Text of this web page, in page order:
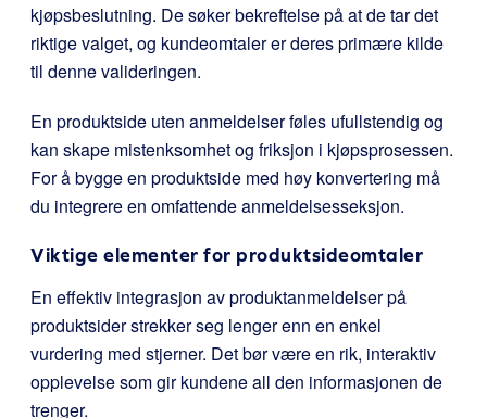
kjøpsbeslutning. De søker bekreftelse på at de tar det
riktige valget, og kundeomtaler er deres primære kilde
til denne valideringen.
En produktside uten anmeldelser føles ufullstendig og
kan skape mistenksomhet og friksjon i kjøpsprosessen.
For å bygge en produktside med høy konvertering må
du integrere en omfattende anmeldelsesseksjon.
Viktige elementer for produktsideomtaler
En effektiv integrasjon av produktanmeldelser på
produktsider strekker seg lenger enn en enkel
vurdering med stjerner. Det bør være en rik, interaktiv
opplevelse som gir kundene all den informasjonen de
trenger.